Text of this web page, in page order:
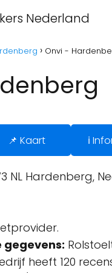
Nederland
Onvi -
📌 Kaart ℹ️
NL Hardenberg,
heeft 120